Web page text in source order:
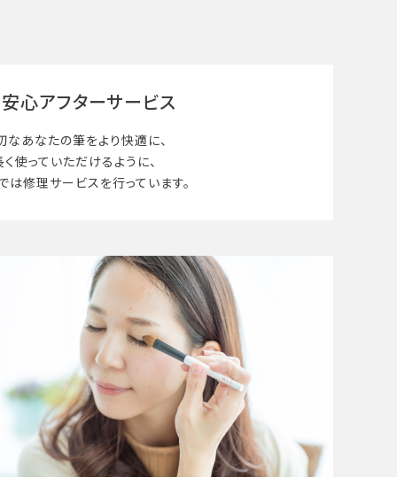
安心アフターサービス
なあなたの筆をより快適に、
く使って いただけるように、
は修理サービスを行っています。